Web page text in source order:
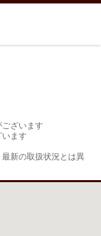
ざいます
ます
新の取扱状況とは異